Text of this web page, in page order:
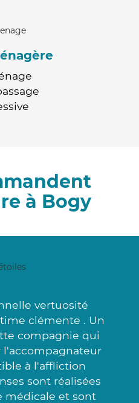
à Bogy
vertuosité
clémente . Un
compagnie qui
l'accompagnateur
à l'affliction
sont réalisées
médicale et sont